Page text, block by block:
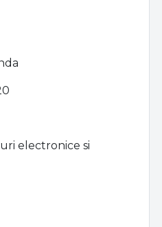
electronice si